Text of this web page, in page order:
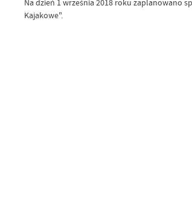
Na dzień 1 września 2018 roku zaplanowano
Kajakowe".